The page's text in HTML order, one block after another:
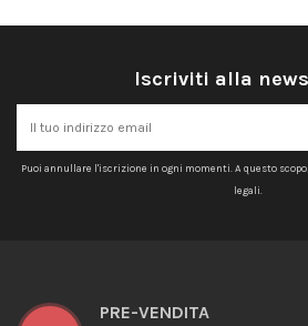
Iscriviti alla
Puoi annullare l'iscrizione in ogni momenti. A questo
legali.
PRE-VENDITA